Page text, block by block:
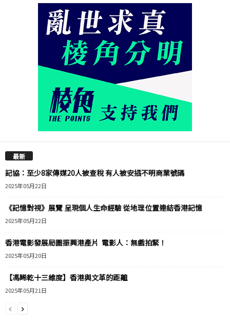
最新
記協：至少8家傳媒20人被查稅 有人被安插不明商業號碼
2025年05月22日
《記憶對視》展覽 呈現個人生命經驗 從地理位置連結香港記憶
2025年05月22日
香港電影發展局圖振興港產片 電影人：無戲拍緊！
2025年05月20日
【馮睎乾十三維度】香港與文革的距離
2025年05月21日